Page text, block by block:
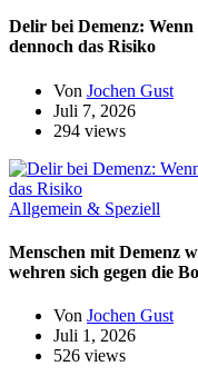
Delir bei Demenz:
dennoch das Risiko
Von Jochen Gust
Juli 7, 2026
294 views
Allgemein & Speziell
Menschen mit Demenz
wehren sich gegen die
Von Jochen Gust
Juli 1, 2026
526 views